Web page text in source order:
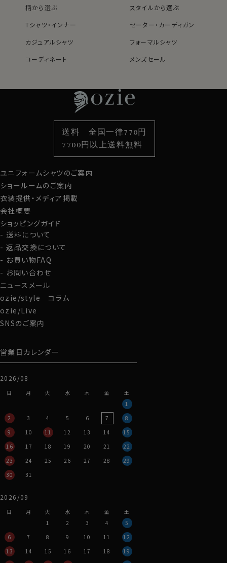
柄から選ぶ
スタイルから選ぶ
Tシャツ・インナー
セーター・カーディガン
カジュアルシャツ
フォーマルシャツ
コーディネート
メンズセール
袖・カフス型から選ぶ
色から選ぶ
柄から選ぶ
スタイルから選ぶ
カジュアルシャツ
定番シャツ
カフスボタン
サスペンダー
財布・名刺入れ
バッグ
ストール・マフラー
グローブ
ユニフォームシャツのご案内
ショールームのご案内
衣装提供・メディア掲載
会社概要
ショッピングガイド
送料について
返品交換について
お買い物FAQ
お問い合わせ
ニュースメール
ozie/style コラム
ozie/Live
SNSのご案内
営業日カレンダー
2026/08
日 月 火 水 木 金
土
1
2
3 4 5 6 7
8
9
10 11 12 13 14
15
16
17 18 19 20 21
22
23
24 25 26 27 28
29
30
31
2026/09
日 月 火 水 木 金
土
1
2 3 4
5
6
7 8 9 10 11
12
13
14 15 16 17 18
19
送料 全国一律770円
7700円以上送料無料